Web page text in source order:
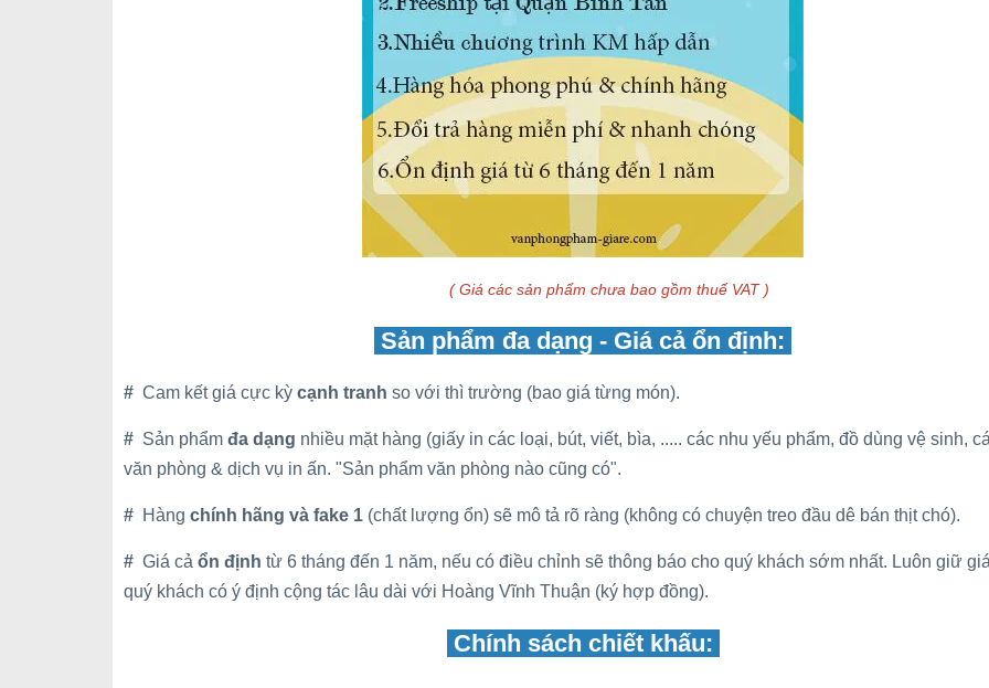
( Giá các sản phẩm chưa bao gồm thuế VAT )
Sản phẩm đa dạng - Giá cả ổn định:
# Cam kết giá cực kỳ cạnh tranh so với thì trường (bao giá từng món).
# Sản phẩm đa dạng nhiều mặt hàng (giấy in các loại, bút, viết, bìa, ..... các nhu yếu phẩm, đồ dùng vệ sinh,
văn phòng & dịch vụ in ấn. "Sản phẩm văn phòng nào cũng có".
# Hàng chính hãng và fake 1 (chất lượng ổn) sẽ mô tả rõ ràng (không có chuyện treo đầu dê bán thịt chó).
# Giá cả ổn định từ 6 tháng đến 1 năm, nếu có điều chỉnh sẽ thông báo cho quý khách sớm nhất. Luôn giữ
quý khách có ý định cộng tác lâu dài với Hoàng Vĩnh Thuận (ký hợp đồng).
Chính sách chiết khấu: